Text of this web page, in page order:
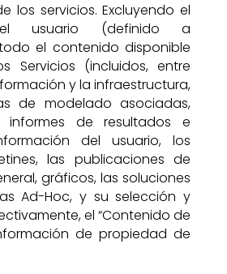
los servicios. Excluyendo el
usuario (definido a
el contenido disponible
Servicios (incluidos, entre
y la infraestructura,
de modelado asociadas,
de resultados e
del usuario, los
las publicaciones de
gráficos, las soluciones
Ad-Hoc, y su selección y
el “Contenido de
de propiedad de